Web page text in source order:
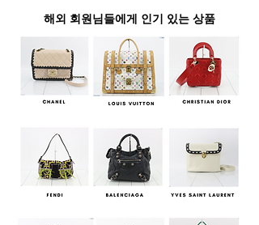
해외 회원님들에게 인기 있는 상품